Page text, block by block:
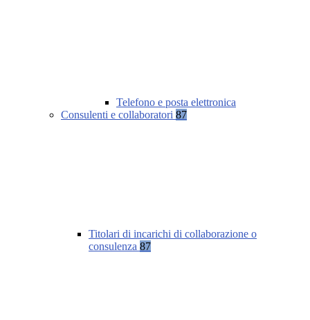
Telefono e posta elettronica
Consulenti e collaboratori 87
Titolari di incarichi di collaborazione o
consulenza 87